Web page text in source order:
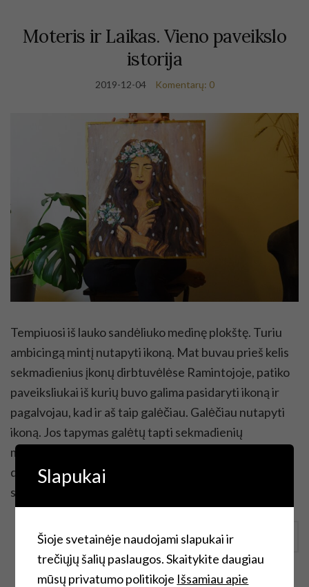
Moteris ir Laikas. Vieno paveikslo
istorija
2019-12-04 Komentarų: 0
Tempiuosi iš lauko sandėliuko medinę plokštę. Turiu
ambicingą mintį nutapyti ikoną. Mat buvau prieš kelis
sekmadienius įkonų dirbtuvėlėse Ramintojoje, patiko
paveiksliukai iš kurių buvo galima pasidaryti ikoną ir
pagalvojau, kad ir aš taip galėčiau. Galėčiau nutapyti
ikoną. Jos tapymas galėtų tapti sekmadienių
meditacija, potėpis po potėpio, mintys apie gražius
dalykus ir štai, auksu padabinta ikona… Bet tada
supratau, kad […]
Continue Reading
Slapukai
Šioje svetainėje naudojami slapukai ir
trečiųjų šalių paslaugos. Skaitykite daugiau
mūsų privatumo politikoje Išsamiau apie